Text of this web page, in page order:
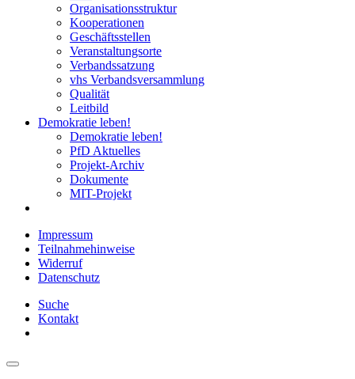
Organisationsstruktur
Kooperationen
Geschäftsstellen
Veranstaltungsorte
Verbandssatzung
vhs Verbandsversammlung
Qualität
Leitbild
Demokratie leben!
Demokratie leben!
PfD Aktuelles
Projekt-Archiv
Dokumente
MIT-Projekt
Impressum
Teilnahmehinweise
Widerruf
Datenschutz
Suche
Kontakt